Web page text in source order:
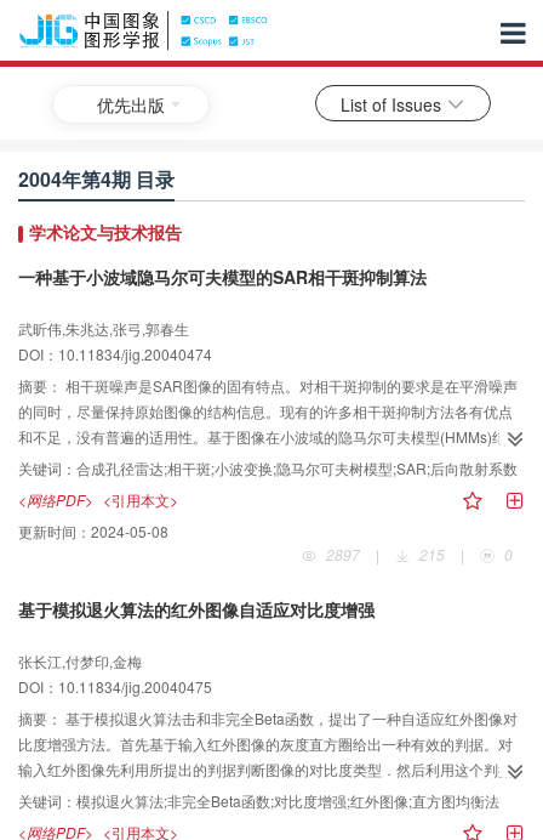
优先出版 List of Issues
2004年第4期 目录
学术论文与技术报告
一种基于小波域隐马尔可夫模型的SAR相干斑抑制算法
武昕伟,朱兆达,张弓,郭春生
DOI：10.11834/jig.20040474
摘要： 相干斑噪声是SAR图像的固有特点。对相干斑抑制的要求是在平滑噪声
的同时，尽量保持原始图像的结构信息。现有的许多相干斑抑制方法各有优点
和不足，没有普遍的适用性。基于图像在小波域的隐马尔可夫模型(HMMs)结
构，结合SAR图像中相干斑噪声的统计特性，本文提出了一种新的小波域相干
斑抑制方法。仿真及实测数据处理结果表明，该方法在有效抑制相干斑的同
时，更好地保持了边缘结构。与小波域软阈值去噪方法和Lee滤波器相比较，该
方法在噪声平滑及边缘保持上都取得了较大的改进，并得到了较好的视觉效
关键词： 合成孔径雷达;相干斑;小波变换;隐马尔可夫树模型;SAR;后向散射系数
<网络PDF> <引用本文>
更新时间： 2024-05-08
2897
| 215 | 0
基于模拟退火算法的红外图像自适应对比度增强
张长江,付梦印,金梅
DOI：10.11834/jig.20040475
摘要： 基于模拟退火算法击和非完全Beta函数，提出了一种自适应红外图像对
比度增强方法。首先基于输入红外图像的灰度直方圈给出一种有效的判据。对
输入红外图像先利用所提出的判据判断图像的对比度类型．然后利用这个判据
来确定灰度变换参数的搜索空间，进一步指导模拟退火算法的搜索方向和初值
的选取，利用模拟退火算法在上述确定的灰度变换参数空间中搜索最佳的灰度
关键词： 模拟退火算法;非完全Beta函数;对比度增强;红外图像;直方图均衡法
<网络PDF> <引用本文>